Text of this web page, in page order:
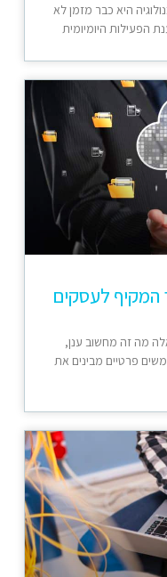
היא כבר מזמן לא
הפעילות היומיומית
המקיף לעסקים
מה זה מחשוב ענן,
פרטיים מבינים את